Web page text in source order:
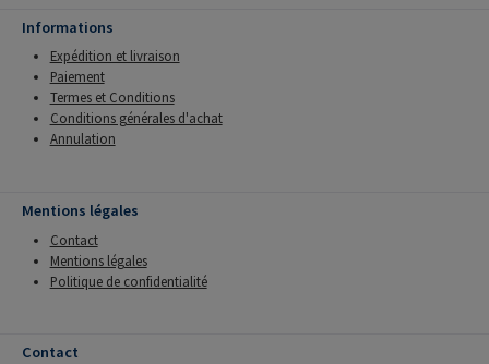
Informations
Expédition et livraison
Paiement
Termes et Conditions
Conditions générales d'achat
Annulation
Mentions légales
Contact
Mentions légales
Politique de confidentialité
Contact